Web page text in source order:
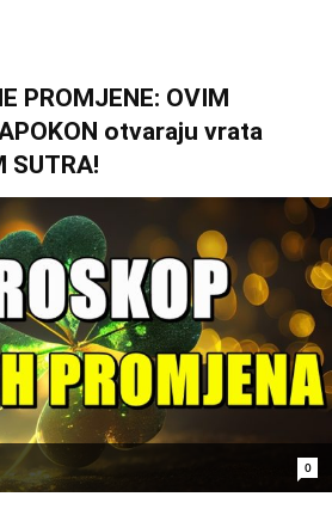
PROMJENE: OVIM
otvaraju vrata
SUTRA!
0